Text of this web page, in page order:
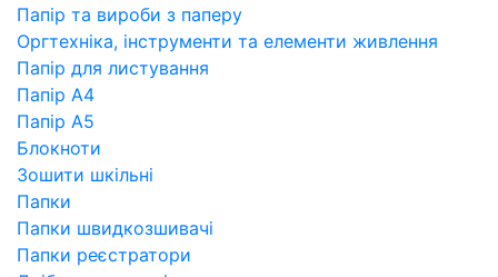
Папір та вироби з паперу
Оргтехніка, інструменти та елементи живлення
Папір для листування
Папір А4
Папір А5
Блокноти
Зошити шкільні
Папки
Папки швидкозшивачі
Папки реєстратори